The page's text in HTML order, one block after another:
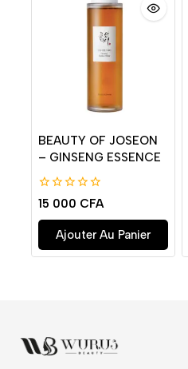
BEAUTY OF JOSEON
– GINSENG ESSENCE
0
de
5
15 000 CFA
Ajouter Au Panier